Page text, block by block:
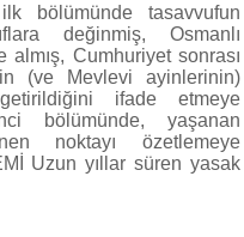
ilk bölümünde tasavvufun
değinmiş, Osmanlı
Cumhuriyet sonrası
(ve Mevlevi ayinlerinin)
ifade etmeye
bölümünde, yaşanan
noktayı özetlemeye
Uzun yıllar süren yasak